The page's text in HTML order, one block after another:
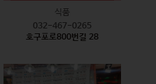
식품
032-467-0265
호구포로800번길 28